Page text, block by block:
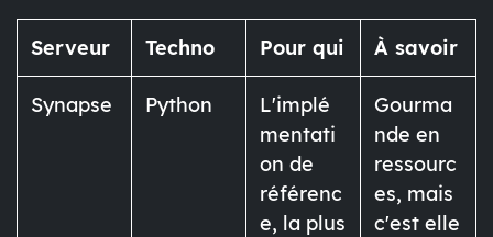
Serveur Techno Pour qui À savoir
Synapse Python
L'implé
mentati
on de
référenc
e, la plus
Gourma
nde en
ressourc
es, mais
c'est elle